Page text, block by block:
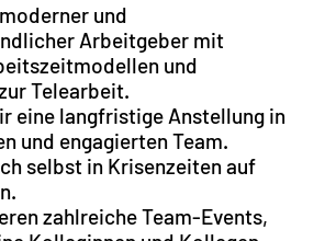
und
Arbeitgeber mit
und
Telearbeit.
eine langfristige Anstellung in
und engagierten Team.
selbst in Krisenzeiten auf
zahlreiche Team-Events,